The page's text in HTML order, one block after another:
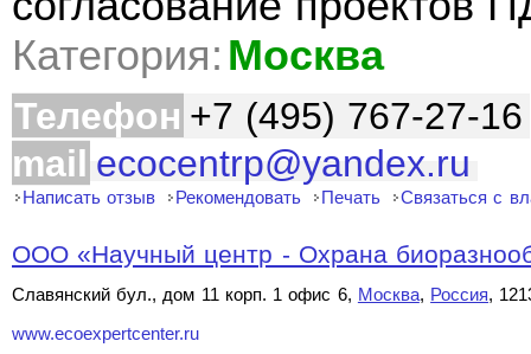
Категория: Москва
Телефон +7 (495) 767-27-16
mail ecocentrp@yandex.ru
Написать отзыв Рекомендовать Печать Связаться с
ООО «Научный центр - Охрана
Славянский бул., дом 11 корп. 1 офис 6, Москва, Россия,
www.ecoexpertcenter.ru